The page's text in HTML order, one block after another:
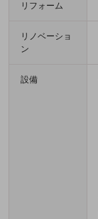
リフォーム
リノベーショ
ン
設備